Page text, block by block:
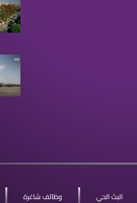
البث الحي وظائف شاغرة